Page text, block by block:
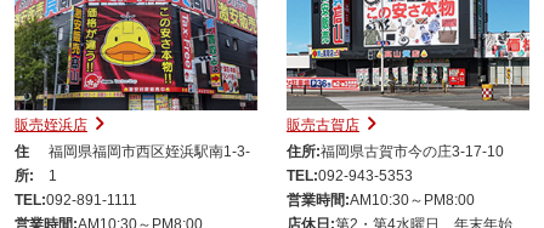
販売姪浜店
住
所:
福岡県福岡市西区姪浜駅南1-3-
1
TEL:092-891-1111
販売古賀店
住所:福岡県古賀市今の庄3-17-10
TEL:092-943-5353
営業時間:AM10:30～PM8:00